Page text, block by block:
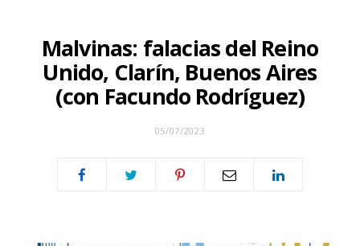
Malvinas: falacias del Reino
Unido, Clarín, Buenos Aires
(con Facundo Rodríguez)
05/07/2023